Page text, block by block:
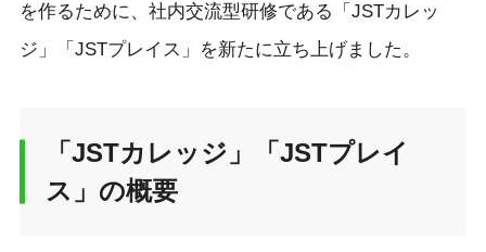
を作るために、社内交流型研修である「JSTカレッ
ジ」「JSTプレイス」を新たに立ち上げました。
「JSTカレッジ」「JSTプレイ
ス」の概要